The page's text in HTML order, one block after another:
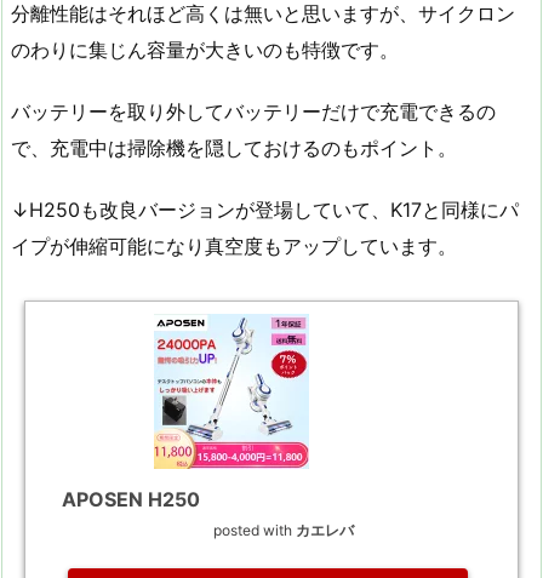
分離性能はそれほど高くは無いと思いますが、サイクロン
のわりに集じん容量が大きいのも特徴です。
バッテリーを取り外してバッテリーだけで充電できるの
で、充電中は掃除機を隠しておけるのもポイント。
↓H250も改良バージョンが登場していて、K17と同様にパ
イプが伸縮可能になり真空度もアップしています。
APOSEN H250
posted with カエレバ